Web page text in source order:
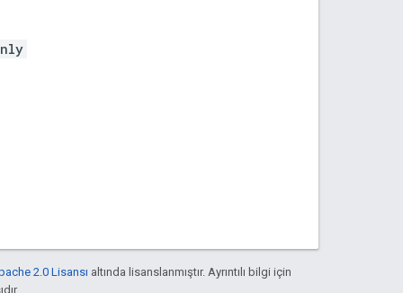
2.0 Lisansı altında lisanslanmıştır. Ayrıntılı bilgi için